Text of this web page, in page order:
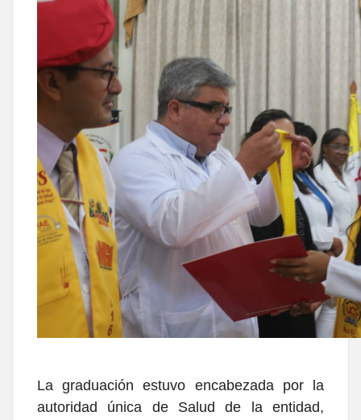
La graduación estuvo encabezada por la
autoridad única de Salud de la entidad,